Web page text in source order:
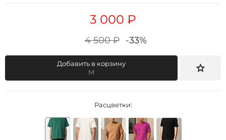
3 000 ₽
4 500 ₽ -33%
Добавить в корзину
M
Расцветки: